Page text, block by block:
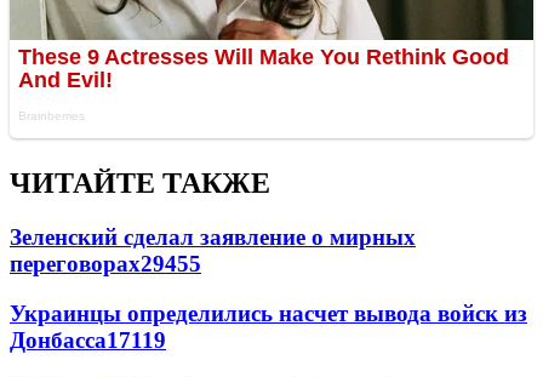
ЧИТАЙТЕ ТАКЖЕ
Зеленский сделал заявление о мирных
переговорах29455
Украинцы определились насчет вывода войск из
Донбасса17119